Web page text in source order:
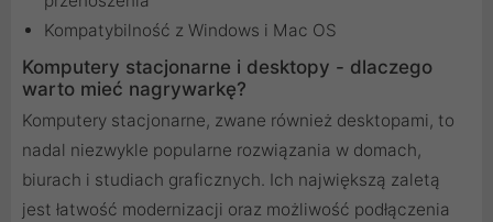
Kompatybilność z Windows i Mac OS
Komputery stacjonarne i desktopy - dlaczego
warto mieć nagrywarkę?
Komputery stacjonarne, zwane również desktopami, to
nadal niezwykle popularne rozwiązania w domach,
biurach i studiach graficznych. Ich największą zaletą
jest łatwość modernizacji oraz możliwość podłączenia